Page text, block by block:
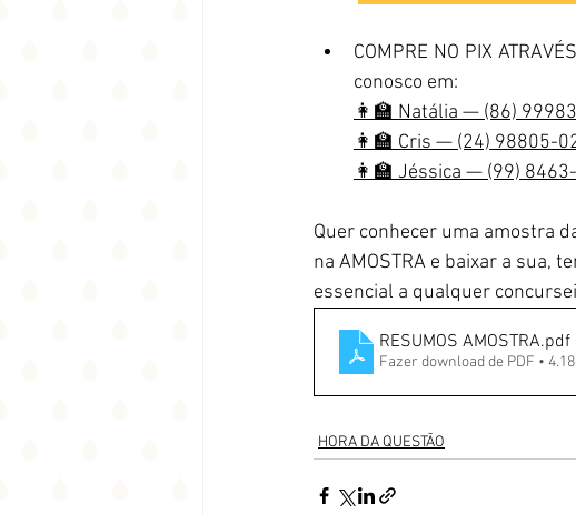
COMPRE NO PIX
conosco em:
👩‍🏫 Natália — (86)
👩‍🏫 Cris — (24) 98805-
👩‍🏫 Jéssica — (99)
Quer conhecer uma amostra
na AMOSTRA e baixar a sua,
essencial a qualquer
RESUMOS AMOSTRA.pdf
Fazer download de PDF •
HORA DA QUESTÃO